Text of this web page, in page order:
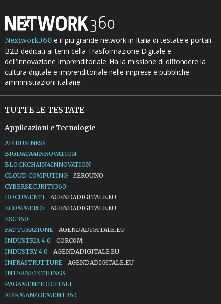
Nextwork360 è il più grande network in Italia di testate e portali
B2B dedicati ai temi della Trasformazione Digitale e
dell’Innovazione Imprenditoriale. Ha la missione di diffondere la
cultura digitale e imprenditoriale nelle imprese e pubbliche
amministrazioni italiane.
TUTTE LE TESTATE
Applicazioni e Tecnologie
AI4BUSINESS
BIGDATA4INNOVATION
BLOCKCHAIN4INNOVATION
CLOUD COMPUTING
ZEROUNO
CYBERSECURITY360
DOCUMENTI
AGENDADIGITALE.EU
ECOMMERCE
AGENDADIGITALE.EU
ESG360
FATTURAZIONE
AGENDADIGITALE.EU
INDUSTRIA 4.0
CORCOM
INDUSTRY 4.0
AGENDADIGITALE.EU
INFRASTRUTTURE
AGENDADIGITALE.EU
INTERNET4THINGS
PAGAMENTIDIGITALI
RISKMANAGEMENT360